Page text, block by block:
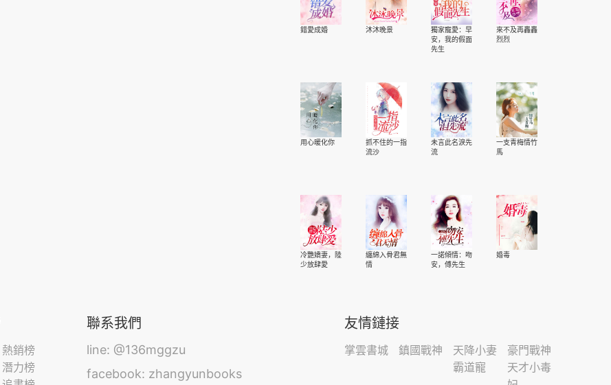
錯愛成婚 沐沐晚景
獨家寵愛：早
安，我的假面
先生
來不及再轟轟
烈烈
用心暖化你
抓不住的一指
流沙
未言此名淚先
流
一支青梅情竹
馬
冷艷嬌妻，陸
少放肆愛
纏綿入骨君無
情
一諾傾情：吻
安，傅先生
婚毒
熱銷榜
潛力榜
聯系我們
line: @136mggzu
facebook: zhangyunbooks
友情鏈接
掌雲書城 鎮國戰神
天降小妻
霸道寵
豪門戰神
天才小毒